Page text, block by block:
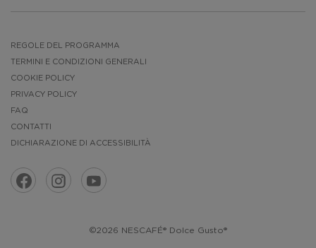
REGOLE DEL PROGRAMMA
TERMINI E CONDIZIONI GENERALI
COOKIE POLICY
PRIVACY POLICY
FAQ
CONTATTI
DICHIARAZIONE DI ACCESSIBILITÀ
©2026 NESCAFÉ® Dolce Gusto®